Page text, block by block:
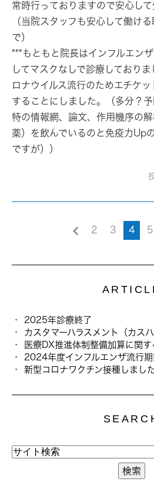
常時行っておりますので安心して
（当院スタッフも安心して働け
で）
***もともと院長はインフルエン
してマスクなしで診療しており
ロナウイルス流行のためエチケッ
することにしました。（多分？
特の情報網、論文、作用機序の
薬）を飲んでいるのと免疫力Up
ですが））
2 3 4 5
2025年診療終了
カスタマーハラスメント（カス
医療DX推進体制整備加算に関す
2024年度インフルエンザ流行期
新型コロナワクチン接種しまし